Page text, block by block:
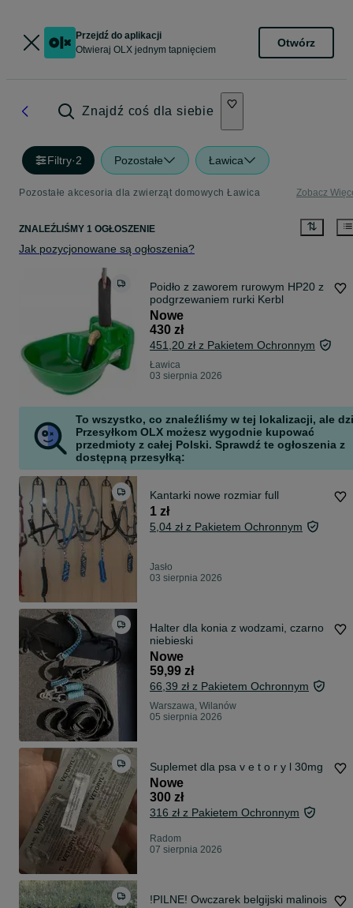
Przejdź do aplikacji
Otwieraj OLX jednym tapnięciem
Otwórz
Znajdź coś dla siebie
Filtry·2 Pozostałe Ławica
Pozostałe akcesoria dla zwierząt domowych Ławica Zobacz
ZNALEŹLIŚMY 1 OGŁOSZENIE
Jak pozycjonowane są ogłoszenia?
Poidło z zaworem rurowym HP20 z
podgrzewaniem rurki Kerbl
Nowe
430 zł
451,20 zł z Pakietem Ochronnym
Ławica
03 sierpnia 2026
To wszystko, co znaleźliśmy w tej lokalizacji, ale
Przesyłkom OLX możesz wygodnie kupować
przedmioty z całej Polski. Sprawdź te ogłoszenia z
dostępną przesyłką:
Kantarki nowe rozmiar full
1 zł
5,04 zł z Pakietem Ochronnym
Jasło
03 sierpnia 2026
Halter dla konia z wodzami, czarno
niebieski
Nowe
59,99 zł
66,39 zł z Pakietem Ochronnym
Warszawa, Wilanów
05 sierpnia 2026
Suplemet dla psa v e t o r y l 30mg
Nowe
300 zł
316 zł z Pakietem Ochronnym
Radom
07 sierpnia 2026
!PILNE! Owczarek belgijski malinois